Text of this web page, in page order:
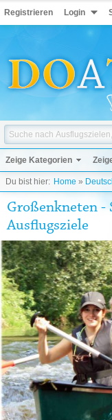
Registrieren Login
Zeige Kategorien
Du bist hier: Home »
Großenkneten -
Ausflugsziele